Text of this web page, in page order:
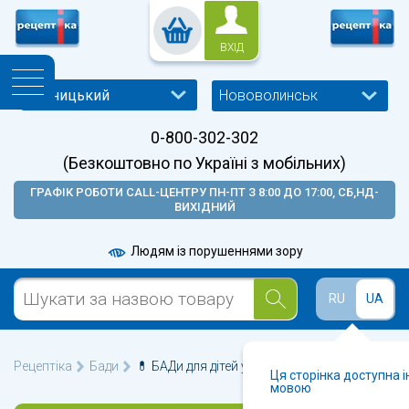
ВХІД
Нововолинськ
0-800-302-302
(Безкоштовно по Україні з мобільних)
ГРАФІК РОБОТИ CALL-ЦЕНТРУ ПН-ПТ З 8:00 ДО 17:00, СБ,НД-
ВИХІДНИЙ
Людям із порушеннями зору
RU UA
Ця сторінка доступна
мовою
Рецептіка Бади 💊 БАДи для дітей у Нововолинську 🩺